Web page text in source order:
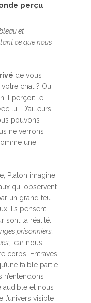
perçu
et
ce que nous
de vous
chat ? Ou
il perçoit le
lui. D’ailleurs
pouvons
ne verrons
une
Platon imagine
qui observent
un grand feu
Ils pensent
sont la réalité.
prisonniers.
car nous
corps. Entravés
faible partie
audible et nous
l’univers visible